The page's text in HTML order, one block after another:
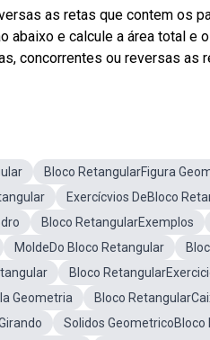
as retas que contem os
abaixo e calcule a área total e
concorrentes ou reversas as
Bloco RetangularFigura
Exercícvios DeBloco
Bloco RetangularExemplos
MoldeDo Bloco Retangular
Bloco
Geometria Bloco
Solidos GeometricoBloco